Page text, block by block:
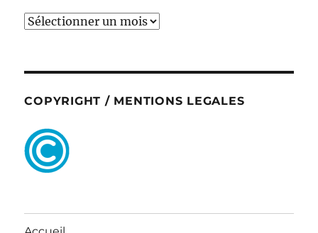
ARCHIVES
COPYRIGHT / MENTIONS LEGALES